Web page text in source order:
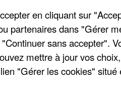
Continental de Clairoix
d'Etat avait rejeté le
de la fabrique de
en vain.
en cliquant sur
partenaires dans "Gérer
sans accepter".
mettre à jour vos
"Gérer les cookies" situé